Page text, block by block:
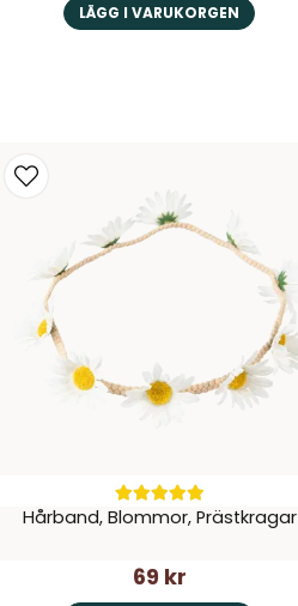
LÄGG I VARUKORGEN
Hårband, Blommor, Prästkragar
69 kr